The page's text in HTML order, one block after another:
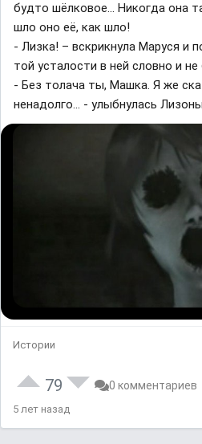
будто шёлковое… Никогда она
шло оно её, как шло!
- Лизка! – вскрикнула Маруся и
той усталости в ней словно и
- Без толача ты, Машка. Я же
ненадолго… - улыбнулась
Истории
79 0 комментариев
5 лет назад